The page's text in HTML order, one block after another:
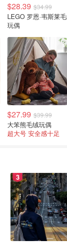
$28.39 $34.99
LEGO 罗恩·韦斯莱
玩偶
$27.99 $39.99
大笨熊毛绒玩偶
超大号 安全感十足
3